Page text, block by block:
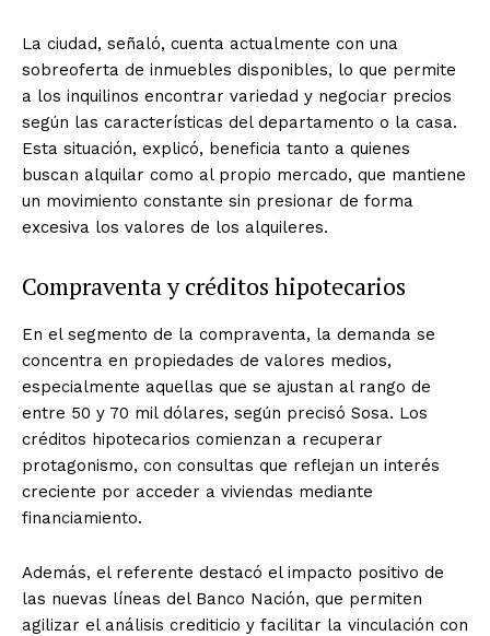
La ciudad, señaló, cuenta actualmente con una
sobreoferta de inmuebles disponibles, lo que permite
a los inquilinos encontrar variedad y negociar precios
según las características del departamento o la casa.
Esta situación, explicó, beneficia tanto a quienes
buscan alquilar como al propio mercado, que mantiene
un movimiento constante sin presionar de forma
excesiva los valores de los alquileres.
Compraventa y créditos hipotecarios
En el segmento de la compraventa, la demanda se
concentra en propiedades de valores medios,
especialmente aquellas que se ajustan al rango de
entre 50 y 70 mil dólares, según precisó Sosa. Los
créditos hipotecarios comienzan a recuperar
protagonismo, con consultas que reflejan un interés
creciente por acceder a viviendas mediante
financiamiento.
Además, el referente destacó el impacto positivo de
las nuevas líneas del Banco Nación, que permiten
agilizar el análisis crediticio y facilitar la vinculación con